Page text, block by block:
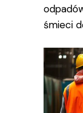
śmieci